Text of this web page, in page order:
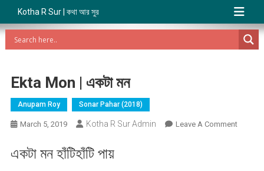
Kotha R Sur | কথা আর সুর
Ekta Mon | একটা মন
Anupam Roy Sonar Pahar (2018)
March 5, 2019 Kotha R Sur Admin Leave A CommentOn
একটা মন হাঁটিহাঁটি পায়